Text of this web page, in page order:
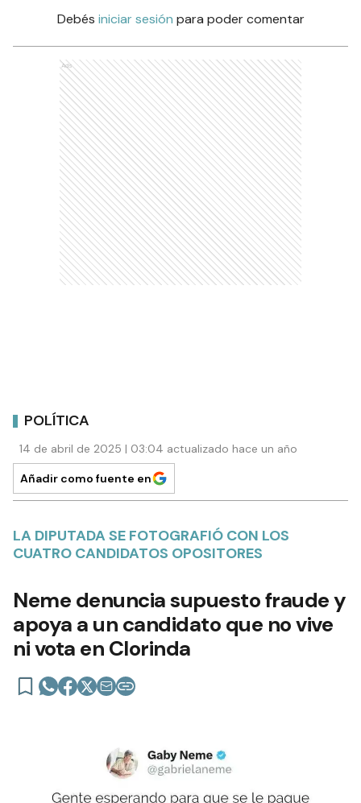
Debés iniciar sesión para poder comentar
Ads
POLÍTICA
14 de abril de 2025 | 03:04 actualizado hace un año
Añadir como fuente en
LA DIPUTADA SE FOTOGRAFIÓ CON LOS
CUATRO CANDIDATOS OPOSITORES
Neme denuncia supuesto fraude y
apoya a un candidato que no vive
ni vota en Clorinda